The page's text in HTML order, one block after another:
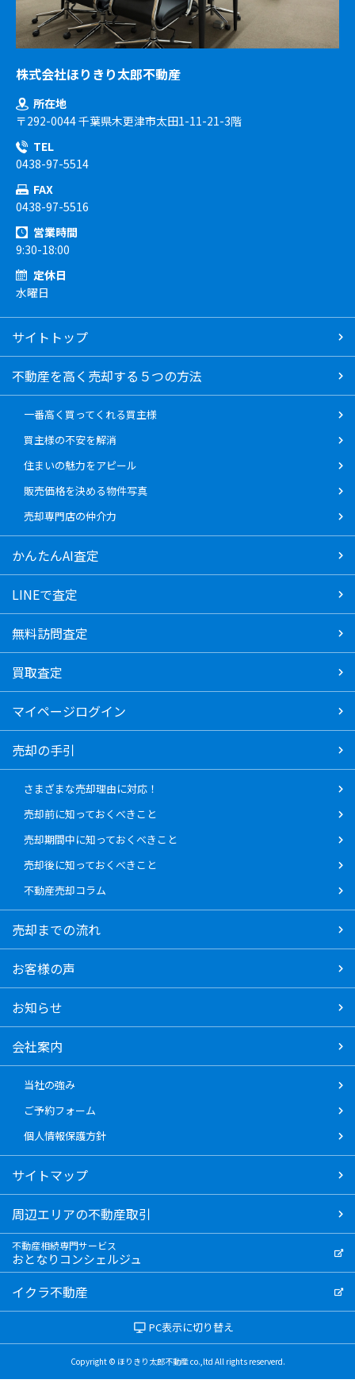
株式会社ほりきり太郎不動産
所在地
〒292-0044 千葉県木更津市太田1-11-21-3階
TEL
0438-97-5514
FAX
0438-97-5516
営業時間
9:30-18:00
定休日
水曜日
サイトトップ
不動産を高く売却する５つの方法
一番高く買ってくれる買主様
買主様の不安を解消
住まいの魅力をアピール
販売価格を決める物件写真
売却専門店の仲介力
かんたんAI査定
LINEで査定
無料訪問査定
買取査定
マイページログイン
売却の手引
さまざまな売却理由に対応！
売却前に知っておくべきこと
売却期間中に知っておくべきこと
売却後に知っておくべきこと
不動産売却コラム
売却までの流れ
お客様の声
お知らせ
会社案内
当社の強み
ご予約フォーム
個人情報保護方針
サイトマップ
周辺エリアの不動産取引
不動産相続専門サービス
おとなりコンシェルジュ
イクラ不動産
PC表示に切り替え
Copyright © ほりきり太郎不動産 co.,ltd All rights reserverd.